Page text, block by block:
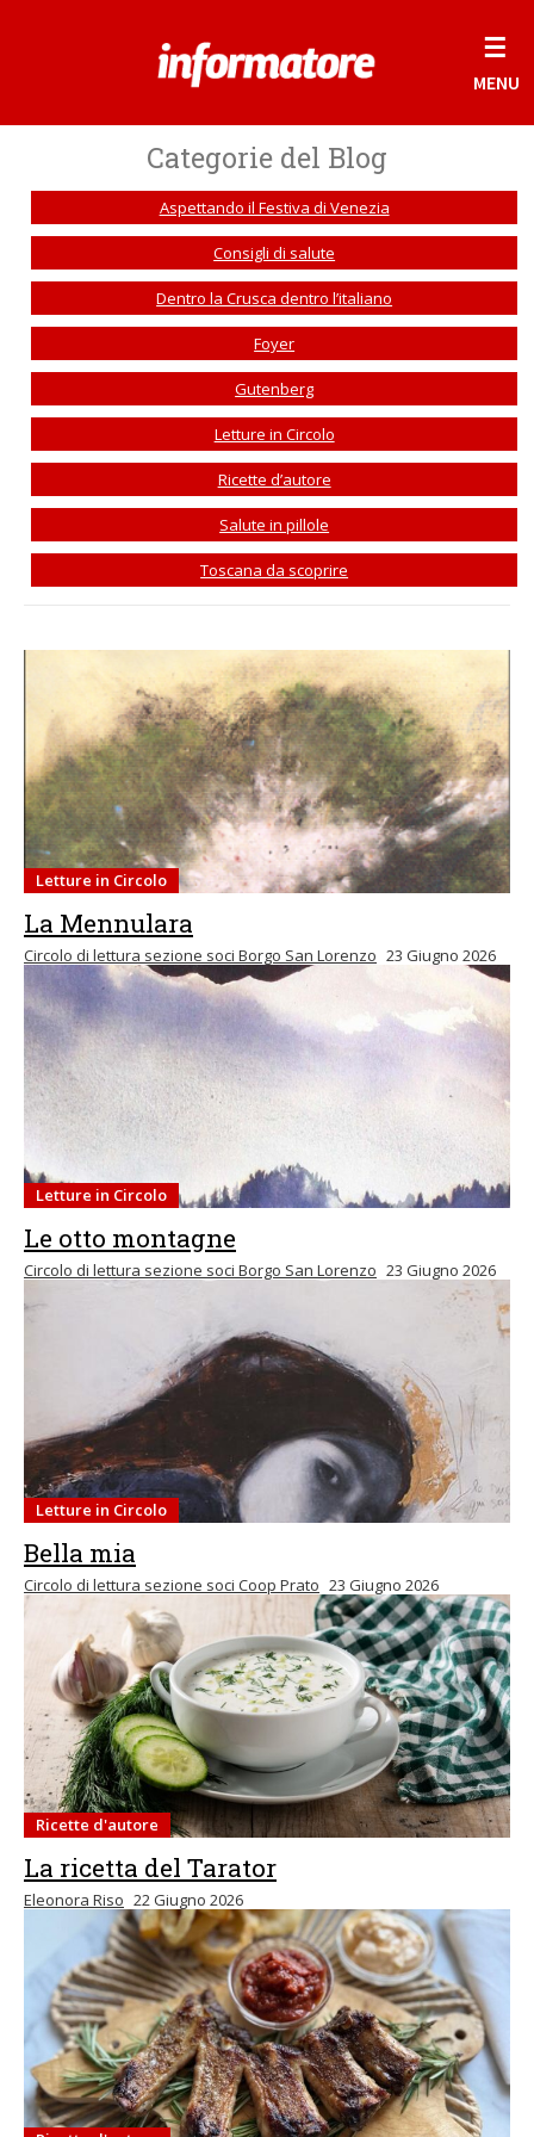
☰
MENU
Categorie del Blog
Aspettando il Festiva di Venezia
Consigli di salute
Dentro la Crusca dentro l’italiano
Foyer
Gutenberg
Letture in Circolo
Ricette d’autore
Salute in pillole
Toscana da scoprire
Letture in Circolo
La Mennulara
Circolo di lettura sezione soci Borgo San Lorenzo 23 Giugno 2026
Letture in Circolo
Le otto montagne
Circolo di lettura sezione soci Borgo San Lorenzo 23 Giugno 2026
Letture in Circolo
Bella mia
Circolo di lettura sezione soci Coop Prato 23 Giugno 2026
Ricette d'autore
La ricetta del Tarator
Eleonora Riso 22 Giugno 2026